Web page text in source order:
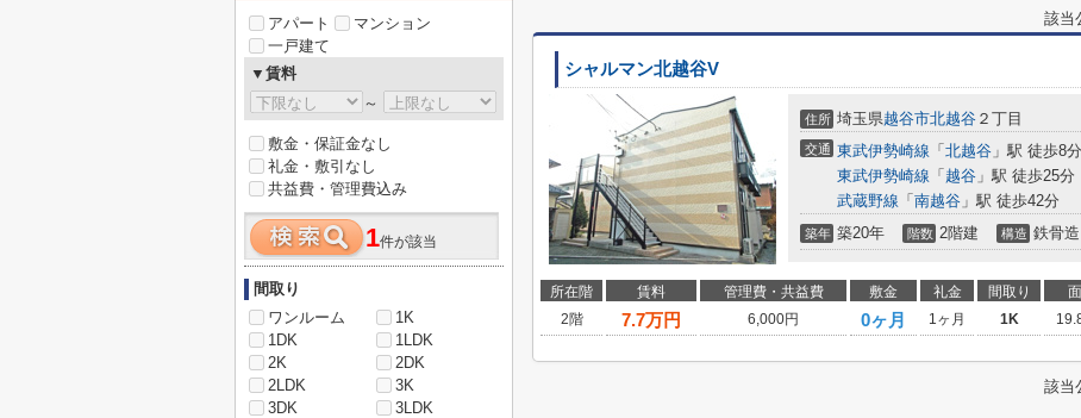
該当
シャルマン北越谷V
住所 埼玉県越谷市北越谷 ２丁目
交通 東武伊勢崎線 「 北越谷 」駅 徒歩8分
東武伊勢崎線 「 越谷 」駅 徒歩25分
武蔵野線 「 南越谷 」駅 徒歩42分
築年 築20年 階数 2階建 構造 鉄骨造
所在階 賃料 管理費・共益費 敷金 礼金 間取り
2階
7.7万円 6,000円 0ヶ月 1ヶ月 1K
該当
アパート
マンション
一戸建て
▼賃料
～
敷金・保証金なし
礼金・敷引なし
共益費・管理費込み
1件が該当
間取り
ワンルーム
1K
1DK
1LDK
2K
2DK
2LDK
3K
3DK
3LDK